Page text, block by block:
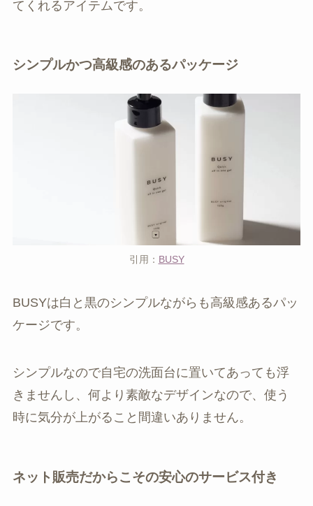
てくれるアイテムです。
シンプルかつ高級感のあるパッケージ
引用： BUSY
BUSYは白と黒のシンプルながらも高級感あるパッ
ケージです。
シンプルなので自宅の洗面台に置いてあっても浮
きませんし、何より素敵なデザインなので、使う
時に気分が上がること間違いありません。
ネット販売だからこその安心のサービス付き